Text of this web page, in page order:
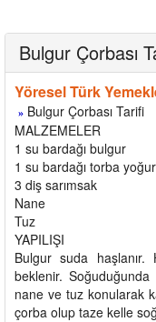
Bulgur Çorbası
Yöresel Türk
» Bulgur Çorbası Tarifi
MALZEMELER
1 su bardağı bulgur
1 su bardağı torba
3 diş sarımsak
Nane
Tuz
YAPILIŞI
Bulgur suda haşlanır.
beklenir.
nane ve tuz konularak
çorba olup taze kelle